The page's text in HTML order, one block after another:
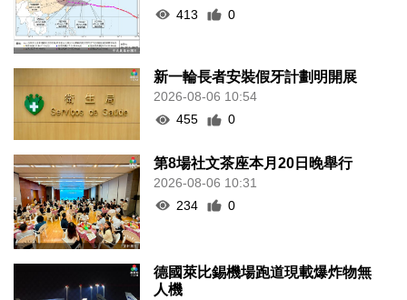
413
0
新一輪長者安裝假牙計劃明開展
2026-08-06 10:54
455
0
第8場社文茶座本月20日晚舉行
2026-08-06 10:31
234
0
德國萊比錫機場跑道現載爆炸物無
人機